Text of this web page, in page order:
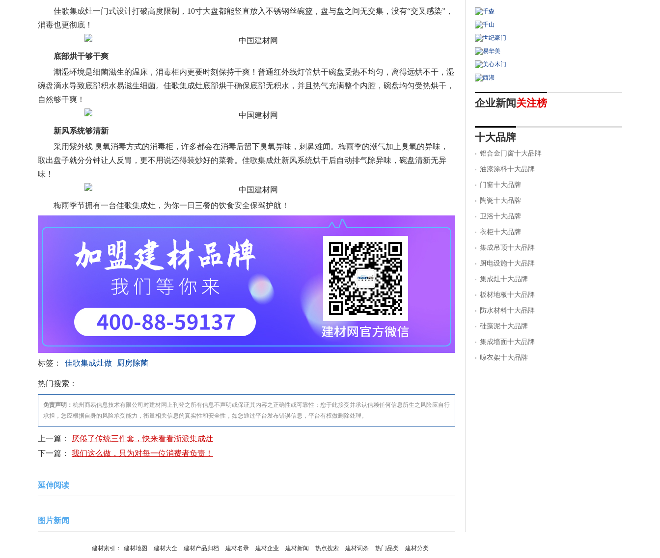
佳歌集成灶一门式设计打破高度限制，10寸大盘都能竖直放入不锈钢丝碗篮，盘与盘之间无交集，没有“交叉感染”，
消毒也更彻底！
底部烘干够干爽
潮湿环境是细菌滋生的温床，消毒柜内更要时刻保持干爽！普通红外线灯管烘干碗盘受热不均匀，离得远烘不干，湿
碗盘滴水导致底部积水易滋生细菌。佳歌集成灶底部烘干确保底部无积水，并且热气充满整个内腔，碗盘均匀受热烘干，
自然够干爽！
新风系统够清新
采用紫外线 臭氧消毒方式的消毒柜，许多都会在消毒后留下臭氧异味，刺鼻难闻。梅雨季的潮气加上臭氧的异味，
取出盘子就分分钟让人反胃，更不用说还得装炒好的菜肴。佳歌集成灶新风系统烘干后自动排气除异味，碗盘清新无异
味！
梅雨季节拥有一台佳歌集成灶，为你一日三餐的饮食安全保驾护航！
标签： 佳歌集成灶做 厨房除菌
热门搜索：
免责声明： 杭州商易信息技术有限公司对建材网上刊登之所有信息不声明或保证其内容之正确性或可靠性；您于此接受并承认信赖任何信息所生之风险应自行
承担，您应根据自身的风险承受能力，衡量相关信息的真实性和安全性，如您通过平台发布错误信息，平台有权做删除处理。
上一篇：
厌倦了传统三件套，快来看看浙派集成灶
下一篇：
我们这么做，只为对每一位消费者负责！
延伸阅读
图片新闻
板材的加盟预算
59分钟前
的加盟指导
1分钟前
士漆的加盟资料
2分钟前
材料行业的加盟指导
4分钟前
材料的加盟预算
企业新闻关注榜
十大品牌
铝合金门窗十大品牌
油漆涂料十大品牌
门窗十大品牌
陶瓷十大品牌
卫浴十大品牌
衣柜十大品牌
集成吊顶十大品牌
厨电设施十大品牌
集成灶十大品牌
板材地板十大品牌
防水材料十大品牌
硅藻泥十大品牌
集成墙面十大品牌
晾衣架十大品牌
建材索引： 建材地图 建材大全 建材产品归档 建材名录 建材企业 建材新闻 热点搜索 建材词条 热门品类 建材分类